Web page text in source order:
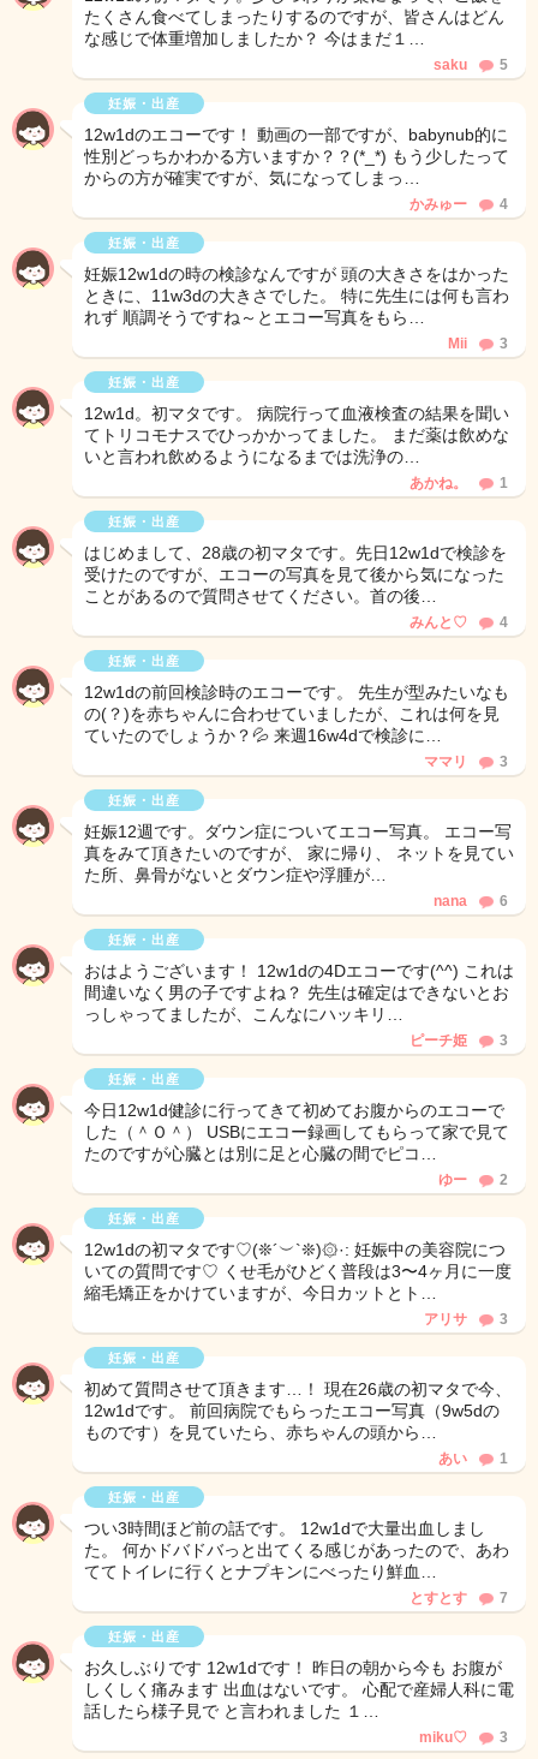
たくさん食べてしまったりするのですが、皆さんはどん
な感じで体重増加しましたか？ 今はまだ１…
saku 5
妊娠・出産
12w1dのエコーです！ 動画の一部ですが、babynub的に
性別どっちかわかる方いますか？？(*_*) もう少したって
からの方が確実ですが、気になってしまっ…
かみゅー 4
妊娠・出産
妊娠12w1dの時の検診なんですが 頭の大きさをはかった
ときに、11w3dの大きさでした。 特に先生には何も言わ
れず 順調そうですね～とエコー写真をもら…
Mii 3
妊娠・出産
12w1d。初マタです。 病院行って血液検査の結果を聞い
てトリコモナスでひっかかってました。 まだ薬は飲めな
いと言われ飲めるようになるまでは洗浄の…
あかね。 1
妊娠・出産
はじめまして、28歳の初マタです。先日12w1dで検診を
受けたのですが、エコーの写真を見て後から気になった
ことがあるので質問させてください。首の後…
みんと♡ 4
妊娠・出産
12w1dの前回検診時のエコーです。 先生が型みたいなも
の(？)を赤ちゃんに合わせていましたが、これは何を見
ていたのでしょうか？💦 来週16w4dで検診に…
ママリ 3
妊娠・出産
妊娠12週です。ダウン症についてエコー写真。 エコー写
真をみて頂きたいのですが、 家に帰り、 ネットを見てい
た所、鼻骨がないとダウン症や浮腫が…
nana 6
妊娠・出産
おはようございます！ 12w1dの4Dエコーです(^^) これは
間違いなく男の子ですよね？ 先生は確定はできないとお
っしゃってましたが、こんなにハッキリ…
ピーチ姫 3
妊娠・出産
今日12w1d健診に行ってきて初めてお腹からのエコーで
した（＾Ｏ＾） USBにエコー録画してもらって家で見て
たのですが心臓とは別に足と心臓の間でピコ…
ゆー 2
妊娠・出産
12w1dの初マタです♡(❊´︶`❊)۞·: 妊娠中の美容院につ
いての質問です♡ くせ毛がひどく普段は3〜4ヶ月に一度
縮毛矯正をかけていますが、今日カットとト…
アリサ 3
妊娠・出産
初めて質問させて頂きます…！ 現在26歳の初マタで今、
12w1dです。 前回病院でもらったエコー写真（9w5dの
ものです）を見ていたら、赤ちゃんの頭から…
あい 1
妊娠・出産
つい3時間ほど前の話です。 12w1dで大量出血しまし
た。 何かドバドバっと出てくる感じがあったので、あわ
ててトイレに行くとナプキンにべったり鮮血…
とすとす 7
妊娠・出産
お久しぶりです 12w1dです！ 昨日の朝から今も お腹が
しくしく痛みます 出血はないです。 心配で産婦人科に電
話したら様子見で と言われました １…
miku♡ 3